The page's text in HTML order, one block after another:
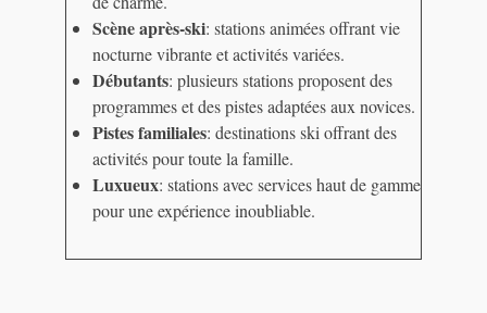
Scène après-ski: stations animées offrant vie
nocturne vibrante et activités variées.
Débutants: plusieurs stations proposent des
programmes et des pistes adaptées aux novices.
Pistes familiales: destinations ski offrant des
activités pour toute la famille.
Luxueux: stations avec services haut de gamme
pour une expérience inoubliable.